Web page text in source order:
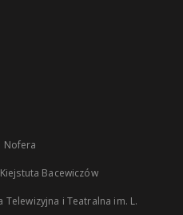
Nofera
Bacewiczów
Telewizyjna i Teatralna im. L.